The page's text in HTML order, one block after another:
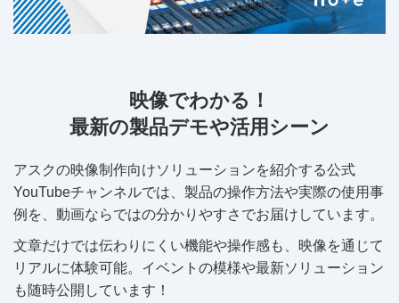
映像でわかる！
最新の製品デモや活用シーン
アスクの映像制作向けソリューションを紹介する公式
YouTubeチャンネルでは、製品の操作方法や実際の使用事
例を、動画ならではの分かりやすさでお届けしています。
文章だけでは伝わりにくい機能や操作感も、映像を通じて
リアルに体験可能。イベントの模様や最新ソリューション
も随時公開しています！